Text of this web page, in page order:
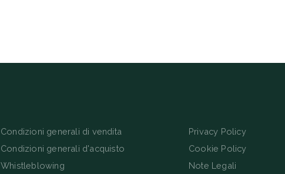
Condizioni generali di vendita
Condizioni generali d'acquisto
Whistleblowing
Privacy Policy
Cookie Policy
Note Legali